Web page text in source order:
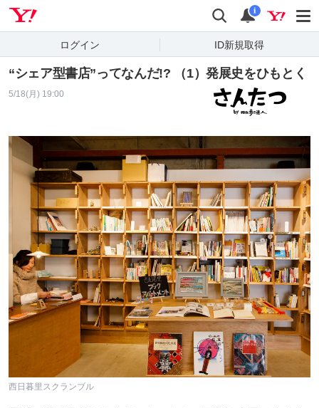
検索 通知
i
ログイン ID新規取得
“シェア型書店”ってなんだ!? （1）発展史をひもとく
5/18(月) 19:00
西日暮里スクランブル